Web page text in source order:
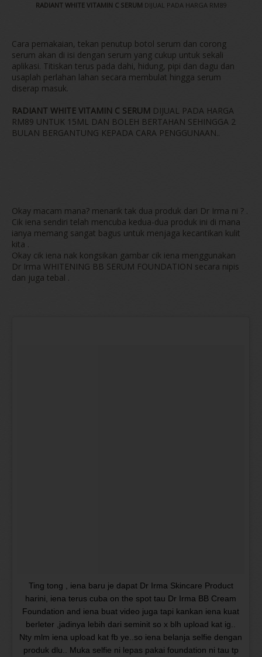
RADIANT WHITE VITAMIN C SERUM DIJUAL PADA HARGA RM89
Cara pemakaian, tekan penutup botol serum dan corong
serum akan di isi dengan serum yang cukup untuk sekali
aplikasi. Titiskan terus pada dahi, hidung, pipi dan dagu dan
usaplah perlahan lahan secara membulat hingga serum
diserap masuk.
RADIANT WHITE VITAMIN C SERUM DIJUAL PADA HARGA
RM89 UNTUK 15ML DAN BOLEH BERTAHAN SEHINGGA 2
BULAN BERGANTUNG KEPADA CARA PENGGUNAAN..
Okay macam mana? menarik tak dua produk dari Dr Irma ni ? .
Cik iena sendiri telah mencuba kedua-dua produk ini di mana
ianya memang sangat bagus untuk menjaga kecantikan kulit
kita .
Okay cik iena nak kongsikan gambar cik iena menggunakan
Dr Irma WHITENING BB SERUM FOUNDATION secara nipis
dan juga tebal .
Ting tong , iena baru je dapat Dr Irma Skincare Product
harini, iena terus cuba on the spot tau Dr Irma BB Cream
Foundation and iena buat video juga tapi kankan iena kuat
berleter ,jadinya lebih dari seminit so x blh upload kat ig..
Nty mlm iena upload kat fb ye..so iena belanja selfie dengan
produk dlu.. Muka selfie ni lepas pakai foundation ni tau tp